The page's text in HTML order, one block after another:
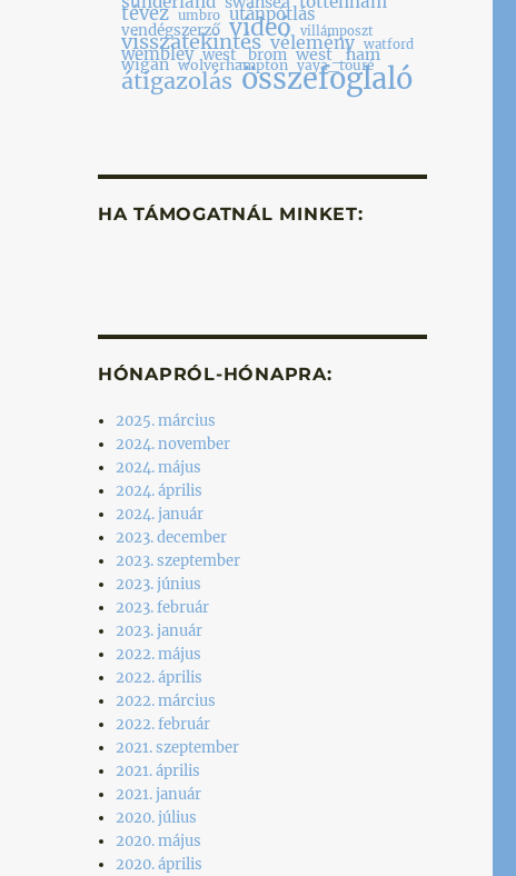
tévez umbro utánpótlás
vendégszerző videó villámposzt
visszatekintés vélemény watford
wembley west_brom west_ham
wigan wolverhampton yaya_touré
átigazolás összefoglaló
HA TÁMOGATNÁL MINKET:
HÓNAPRÓL-HÓNAPRA:
2025. március
2024. november
2024. május
2024. április
2024. január
2023. december
2023. szeptember
2023. június
2023. február
2023. január
2022. május
2022. április
2022. március
2022. február
2021. szeptember
2021. április
2021. január
2020. július
2020. május
2020. április